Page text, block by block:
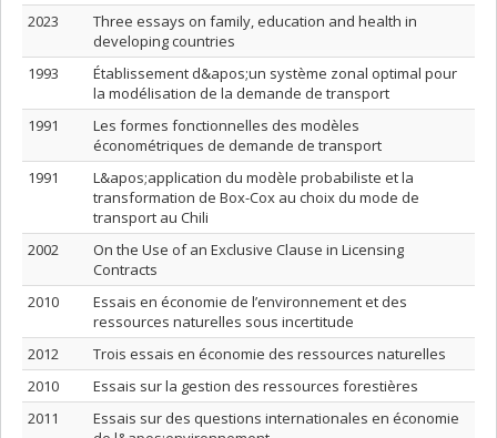
2023
Three essays on family, education and health in
developing countries
1993
Établissement d&apos;un système zonal optimal pour
la modélisation de la demande de transport
1991
Les formes fonctionnelles des modèles
économétriques de demande de transport
1991
L&apos;application du modèle probabiliste et la
transformation de Box-Cox au choix du mode de
transport au Chili
2002
On the Use of an Exclusive Clause in Licensing
Contracts
2010
Essais en économie de l’environnement et des
ressources naturelles sous incertitude
2012
Trois essais en économie des ressources naturelles
2010
Essais sur la gestion des ressources forestières
2011
Essais sur des questions internationales en économie